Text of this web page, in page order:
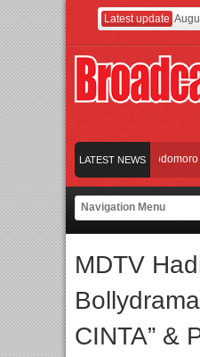
Latest update
LATEST NEWS
dan Universitas Agung Podomoro
Jakarta dengan Ribuan
dan Universitas Agung Podomoro
MDTV
CINTA” &